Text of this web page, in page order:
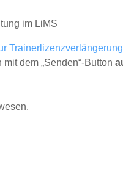
im LiMS
Trainerlizenzverlängerung
dem „Senden“-Button